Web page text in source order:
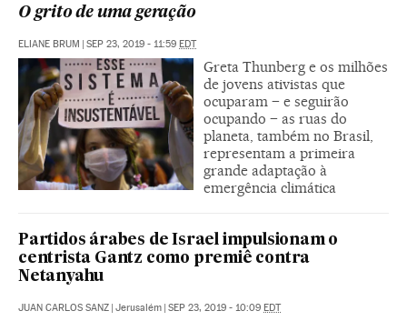
O grito de uma geração
ELIANE BRUM | SEP 23, 2019 - 11:59 EDT
Greta Thunberg e os milhões
de jovens ativistas que
ocuparam – e seguirão
ocupando – as ruas do
planeta, também no Brasil,
representam a primeira
grande adaptação à
emergência climática
Partidos árabes de Israel impulsionam o
centrista Gantz como premiê contra
Netanyahu
JUAN CARLOS SANZ | Jerusalém | SEP 23, 2019 - 10:09 EDT